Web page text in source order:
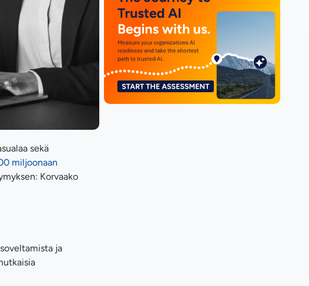
sekä
miljoonaan
Korvaako
ja